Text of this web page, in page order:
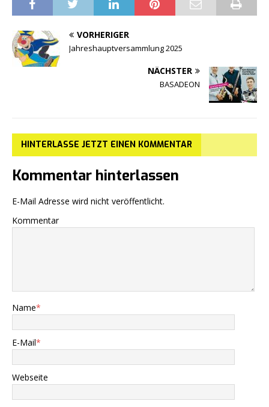
VORHERIGER
Jahreshauptversammlung 2025
NÄCHSTER
BASADEON
HINTERLASSE JETZT EINEN KOMMENTAR
Kommentar hinterlassen
E-Mail Adresse wird nicht veröffentlicht.
Kommentar
Name*
E-Mail*
Webseite